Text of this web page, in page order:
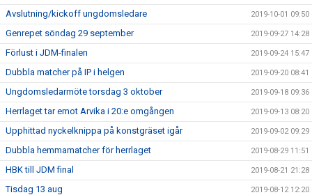
Avslutning/kickoff ungdomsledare 2019-10-01 09:50
Genrepet söndag 29 september 2019-09-27 14:28
Förlust i JDM-finalen 2019-09-24 15:47
Dubbla matcher på IP i helgen 2019-09-20 08:41
Ungdomsledarmöte torsdag 3 oktober 2019-09-18 09:36
Herrlaget tar emot Arvika i 20:e omgången 2019-09-13 08:20
Upphittad nyckelknippa på konstgräset igår 2019-09-02 09:29
Dubbla hemmamatcher för herrlaget 2019-08-29 11:51
HBK till JDM final 2019-08-21 21:28
Tisdag 13 aug 2019-08-12 12:20